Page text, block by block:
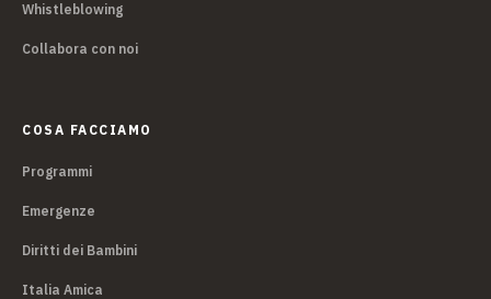
Whistleblowing
Collabora con noi
COSA FACCIAMO
Programmi
Emergenze
Diritti dei Bambini
Italia Amica